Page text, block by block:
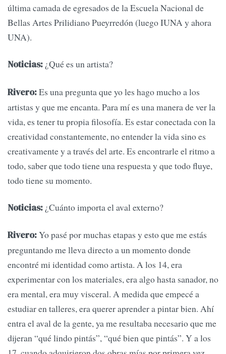
última camada de egresados de la Escuela Nacional de
Bellas Artes Prilidiano Pueyrredón (luego IUNA y ahora
UNA).
Noticias: ¿Qué es un artista?
Rivero:Es una pregunta que yo les hago mucho a los
artistas y que me encanta. Para mí es una manera de ver la
vida, es tener tu propia filosofía. Es estar conectada con la
creatividad constantemente, no entender la vida sino es
creativamente y a través del arte. Es encontrarle el ritmo a
todo, saber que todo tiene una respuesta y que todo fluye,
todo tiene su momento.
Noticias: ¿Cuánto importa el aval externo?
Rivero:Yo pasé por muchas etapas y esto que me estás
preguntando me lleva directo a un momento donde
encontré mi identidad como artista. A los 14, era
experimentar con los materiales, era algo hasta sanador, no
era mental, era muy visceral. A medida que empecé a
estudiar en talleres, era querer aprender a pintar bien. Ahí
entra el aval de la gente, ya me resultaba necesario que me
dijeran “qué lindo pintás”, “qué bien que pintás”. Y a los